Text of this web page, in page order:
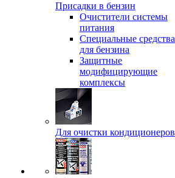
Присадки в бензин
Очистители системы
питания
Специальные срeдства
для бензина
Защитные
модифицирующие
комплексы
Для очистки кондиционеров